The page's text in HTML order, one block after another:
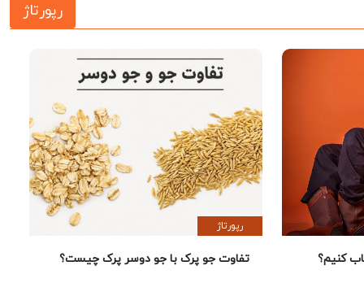
رپورتاژ
کنیم؟
رپورتاژ
تفاوت جو پرک با جو دوسر پرک چیست؟